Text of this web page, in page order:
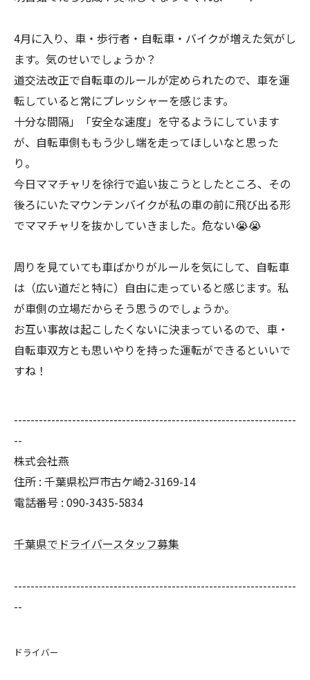
4月に入り、車・歩行者・自転車・バイクが増えた気がし
ます。気のせいでしょうか？
道交法改正で自転車のルールが定められたので、車を運
転していると常にプレッシャーを感じます。
十分な間隔」「安全な速度」を守るようにしています
が、自転車側ももう少し端を走ってほしいなと思った
り。
今日ママチャリを徐行で追い抜こうとしたところ、その
後ろにいたマウンテンバイクが私の車の前に飛び出る形
でママチャリを抜かしていきました。危ない😭😭
周りを見ていても車ばかりがルールを気にして、自転車
は（広い道だと特に）自由に走っていると感じます。私
が車側の立場だからそう思うのでしょうか。
お互い事故は起こしたくないに決まっているので、車・
自転車双方とも思いやりを持った運転ができるといいで
すね！
--------------------------------------------------------------------
--
株式会社燕
住所 : 千葉県松戸市古ケ崎2-3169-14
電話番号 : 090-3435-5834
千葉県でドライバースタッフ募集
--------------------------------------------------------------------
--
ドライバー